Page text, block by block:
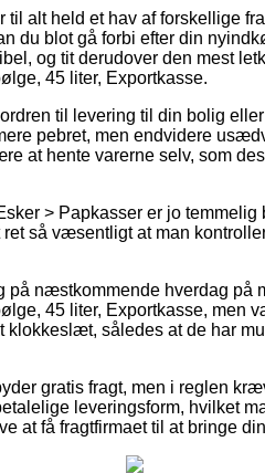
alt held et hav af forskellige
du blot gå forbi efter din
og tit derudover den mest
45 liter, Exportkasse.
til levering til din bolig
pebret, men endvidere
at hente varerne selv, som
> Papkasser er jo temmelig
så væsentligt at man
næstkommende hverdag på
45 liter, Exportkasse, men
således at de har
gratis fragt, men i reglen
leveringsform, hvilket
at få fragtfirmaet til at bringe